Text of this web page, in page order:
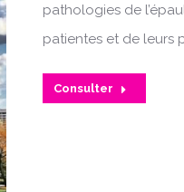
pathologies de
patientes et de leurs
Consulter